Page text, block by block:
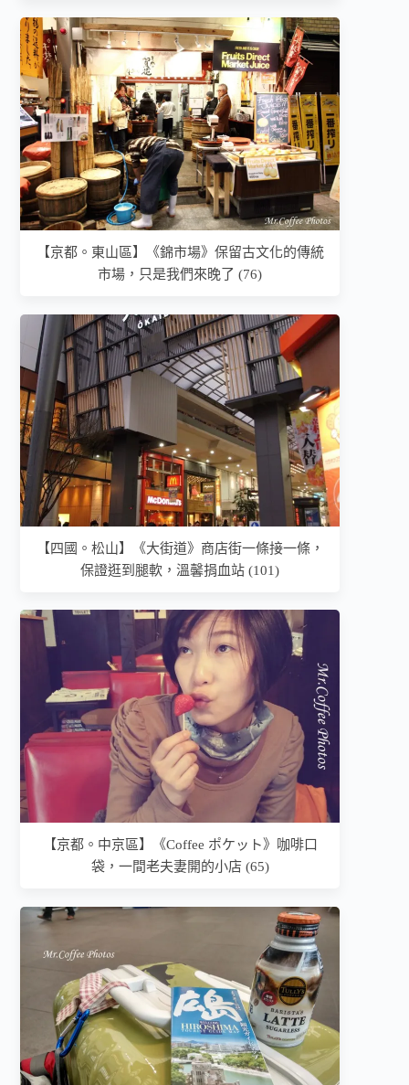
【京都。東山區】《錦市場》保留古文化的傳統
市場，只是我們來晚了 (76)
【四國。松山】《大街道》商店街一條接一條，
保證逛到腿軟，溫馨捐血站 (101)
【京都。中京區】《Coffee ポケット》咖啡口
袋，一間老夫妻開的小店 (65)